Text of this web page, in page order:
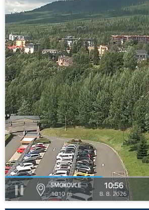
SMOKOVCE
1010 m
10:56
8. 8. 2026